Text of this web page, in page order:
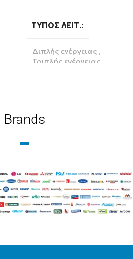
ΤΎΠΟΣ ΛΕΙΤ.
Διπλής ενέργειας ,
Τριπλής ενέργειας
BRAND
ΥΛΙΚΌ Glass
Brands